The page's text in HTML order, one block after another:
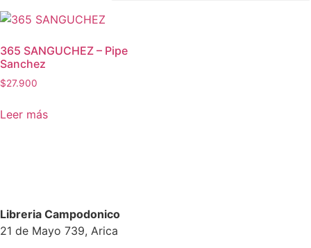
365 SANGUCHEZ – Pipe
Sanchez
$27.900
Leer más
Libreria Campodonico
21 de Mayo 739, Arica